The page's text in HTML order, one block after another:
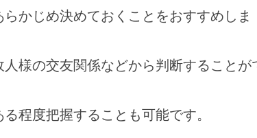
かじめ決めておくことをおすすめしま
様の交友関係などから判断することが
程度把握することも可能です。